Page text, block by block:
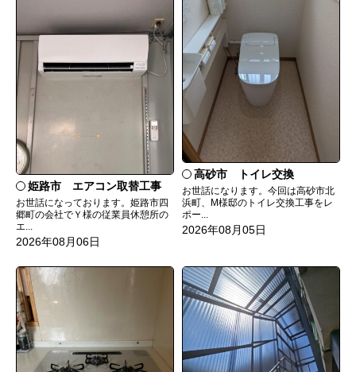
姫路市 エアコン取替工事
お世話になっております。姫路市四
郷町の会社でＹ様の従業員休憩所の
エ...
2026年08月06日
高砂市 トイレ交換
お世話になります。今回は高砂市北
浜町、M様邸のトイレ交換工事をレ
ポー...
2026年08月05日